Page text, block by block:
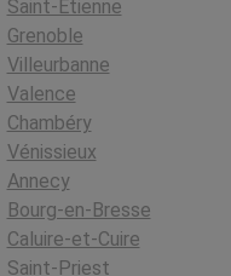
Saint-Étienne
Grenoble
Villeurbanne
Valence
Chambéry
Vénissieux
Annecy
Bourg-en-Bresse
Caluire-et-Cuire
Saint-Priest